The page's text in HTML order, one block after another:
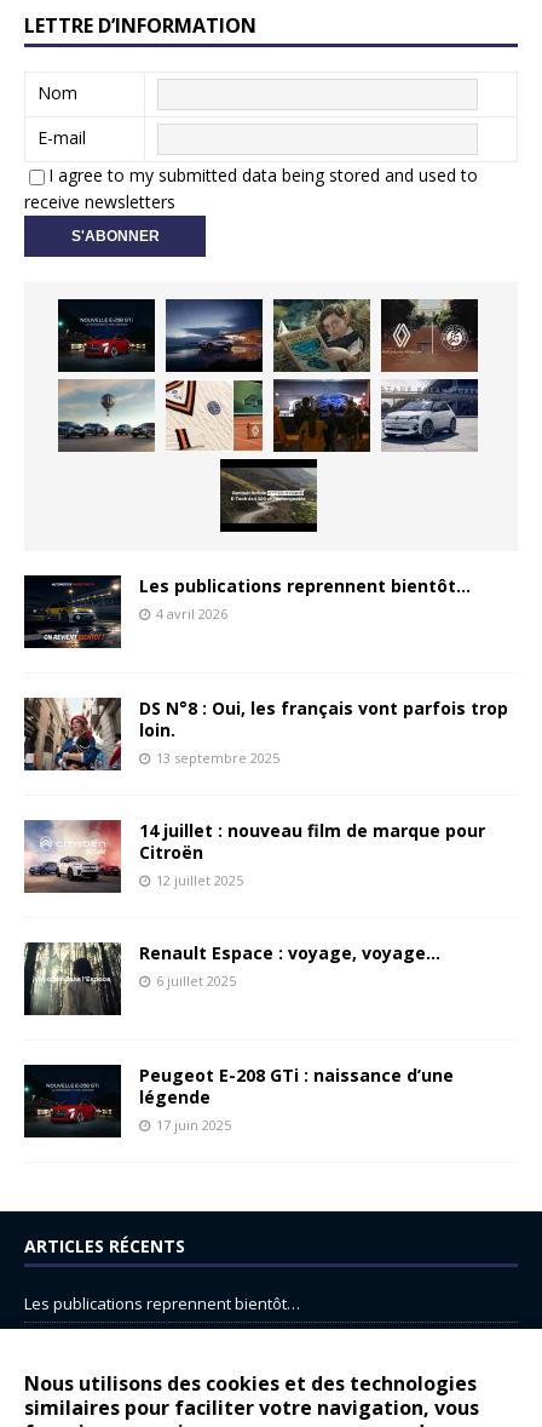
Nous utilisons des cookies et des technologies
similaires pour faciliter votre navigation, vous
LETTRE D’INFORMATION
Nom
E-mail
I agree to my submitted data being stored and used to
receive newsletters
Les publications reprennent bientôt…
4 avril 2026
DS N°8 : Oui, les français vont parfois trop
loin.
13 septembre 2025
14 juillet : nouveau film de marque pour
Citroën
12 juillet 2025
Renault Espace : voyage, voyage…
6 juillet 2025
Peugeot E-208 GTi : naissance d’une
légende
17 juin 2025
ARTICLES RÉCENTS
Les publications reprennent bientôt…
14 juillet : nouveau film de marque pour Citroën
Renault Espace : voyage, voyage…